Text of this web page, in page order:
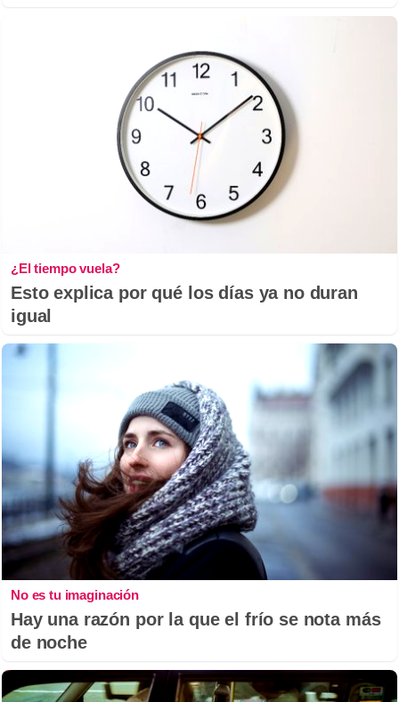
¿El tiempo vuela?
Esto explica por qué los días ya no duran
igual
No es tu imaginación
Hay una razón por la que el frío se nota más
de noche